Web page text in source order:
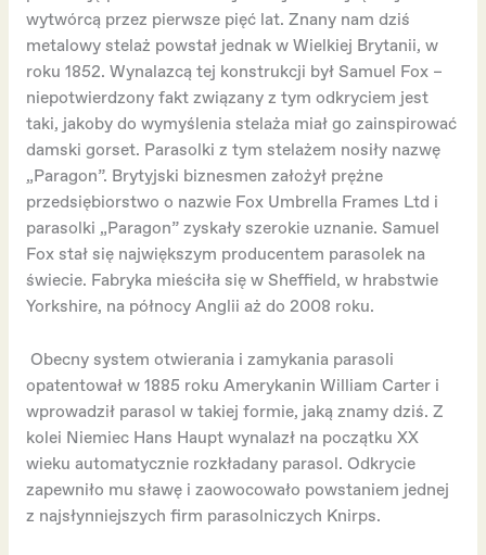
wytwórcą przez pierwsze pięć lat. Znany nam dziś
metalowy stelaż powstał jednak w Wielkiej Brytanii, w
roku 1852. Wynalazcą tej konstrukcji był Samuel Fox –
niepotwierdzony fakt związany z tym odkryciem jest
taki, jakoby do wymyślenia stelaża miał go zainspirować
damski gorset. Parasolki z tym stelażem nosiły nazwę
„Paragon”. Brytyjski biznesmen założył prężne
przedsiębiorstwo o nazwie Fox Umbrella Frames Ltd i
parasolki „Paragon” zyskały szerokie uznanie. Samuel
Fox stał się największym producentem parasolek na
świecie. Fabryka mieściła się w Sheffield, w hrabstwie
Yorkshire, na północy Anglii aż do 2008 roku.
Obecny system otwierania i zamykania parasoli
opatentował w 1885 roku Amerykanin William Carter i
wprowadził parasol w takiej formie, jaką znamy dziś. Z
kolei Niemiec Hans Haupt wynalazł na początku XX
wieku automatycznie rozkładany parasol. Odkrycie
zapewniło mu sławę i zaowocowało powstaniem jednej
z najsłynniejszych firm parasolniczych Knirps.